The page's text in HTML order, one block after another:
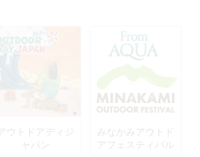
アウトドアディジ
みなかみアウトド
アフェスティバル